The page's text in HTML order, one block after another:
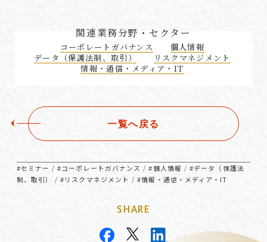
関連業務分野・セクター
コーポレートガバナンス
個人情報
データ（保護法制、取引）
リスクマネジメント
情報・通信・メディア・IT
一覧へ戻る
#セミナー /#コーポレートガバナンス /#個人情報 /#データ（保護法
制、取引）
/#リスクマネジメント /#情報・通信・メディア・IT
SHARE